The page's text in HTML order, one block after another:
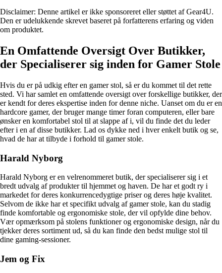
Disclaimer: Denne artikel er ikke sponsoreret eller støttet af Gear4U.
Den er udelukkende skrevet baseret på forfatterens erfaring og viden
om produktet.
En Omfattende Oversigt Over Butikker,
der Specialiserer sig inden for Gamer Stole
Hvis du er på udkig efter en gamer stol, så er du kommet til det rette
sted. Vi har samlet en omfattende oversigt over forskellige butikker, der
er kendt for deres ekspertise inden for denne niche. Uanset om du er en
hardcore gamer, der bruger mange timer foran computeren, eller bare
ønsker en komfortabel stol til at slappe af i, vil du finde det du leder
efter i en af ​​disse butikker. Lad os dykke ned i hver enkelt butik og se,
hvad de har at tilbyde i forhold til gamer stole.
Harald Nyborg
Harald Nyborg er en velrenommeret butik, der specialiserer sig i et
bredt udvalg af produkter til hjemmet og haven. De har et godt ry i
markedet for deres konkurrencedygtige priser og deres høje kvalitet.
Selvom de ikke har et specifikt udvalg af gamer stole, kan du stadig
finde komfortable og ergonomiske stole, der vil opfylde dine behov.
Vær opmærksom på stolens funktioner og ergonomiske design, når du
tjekker deres sortiment ud, så du kan finde den bedst mulige stol til
dine gaming-sessioner.
Jem og Fix